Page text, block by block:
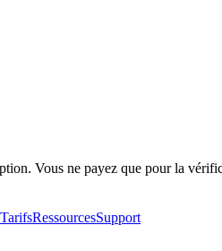
Vous ne payez que pour la
TarifsRessourcesSupport